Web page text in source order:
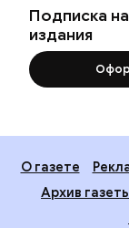
Подписка
издания
О газете
Архив